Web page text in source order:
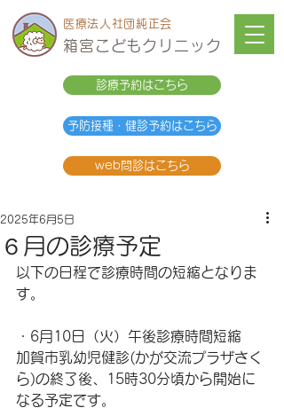
医療法人社団純正会
箱宮こどもクリニック
診療予約はこちら
予防接種・健診予約はこちら
web問診はこちら
６月の診療予定
2025年6月5日
以下の日程で診療時間の短縮となりま
す。
・6月10日（火）午後診療時間短縮
加賀市乳幼児健診(かが交流プラザさく
ら)の終了後、15時30分頃から開始に
なる予定です。